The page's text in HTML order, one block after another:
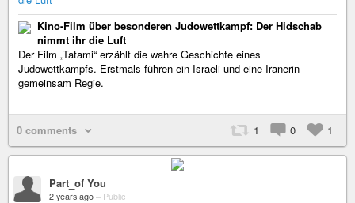
Kino-Film über besonderen Judowettkampf: Der Hidschab
nimmt ihr die Luft
Der Film „Tatami“ erzählt die wahre Geschichte eines
Judowettkampfs. Erstmals führen ein Israeli und eine Iranerin
gemeinsam Regie.
0 comments 1 0 1
Part_of You
2 years ago – Public